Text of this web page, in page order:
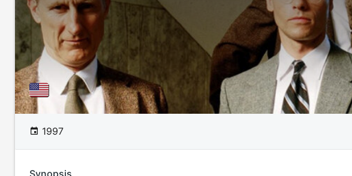
1997
Synopsis